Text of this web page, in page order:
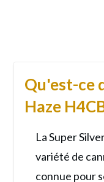
Qu'est-ce
Haze
La Super
variété de
connue pour